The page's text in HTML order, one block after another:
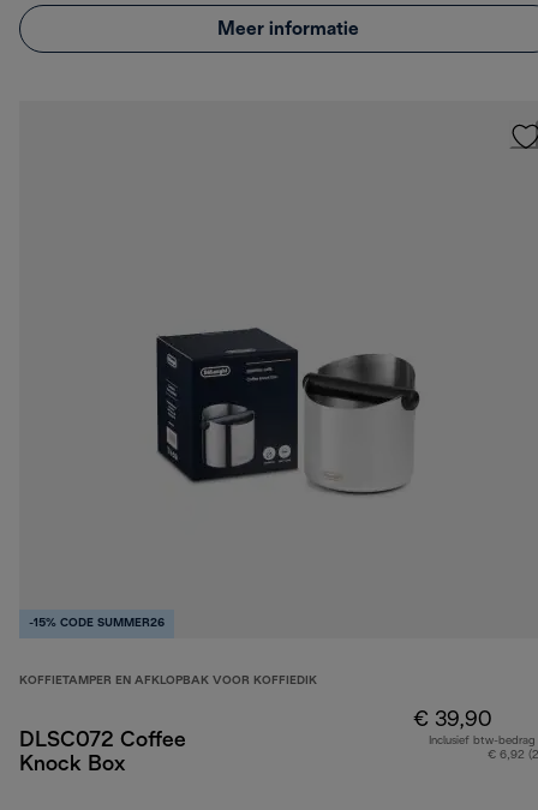
Meer informatie
-15% CODE SUMMER26
KOFFIETAMPER EN AFKLOPBAK VOOR KOFFIEDIK
DLSC072 Coffee
Knock Box
€ 39,90
Inclusief btw-bedrag
€ 6,92